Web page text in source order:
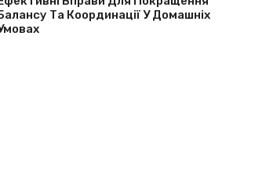
Та Координації У Домашніх